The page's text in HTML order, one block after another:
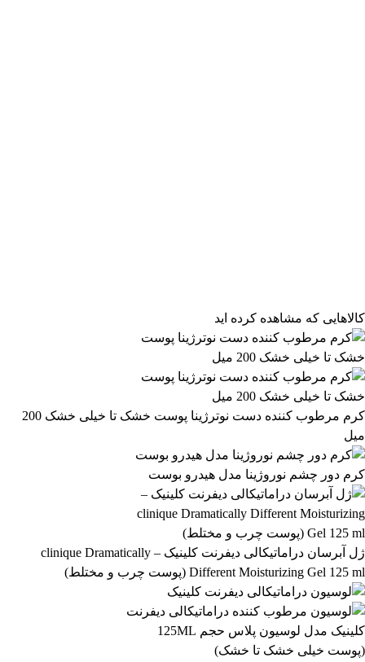
تومان
458,999 تومان
1,038,299 تومان
اعمال فیلتر قیمت
وضعیت کالا
نمایش کالاهای موجود
فیلتر بر اساس برند:
OGX 10
فیلتر بر اساس دسته بندی:
آرایشی و بهداشتی 558 بهداشتی و پوستی
مرتب‌سازی محصولات
مرتب‌سازی:
پیش‌فرض محبوب‌ترین بالاترین امتیاز
گران‌ترین موجودها اول
کالاهایی که مشاهده کرده اید
کرم مرطوب کننده دست نوترژینا پوست خشک تا خیلی خشک 200
میل
کرم دور چشم نوروژینا مدل هیدرو بوست
ژل آبرسان دراماتیکالی دیفرنت کلینیک – clinique Dramatically
Different Moisturizing Gel 125 ml (پوست چرب و مختلط)